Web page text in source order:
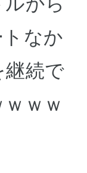
なか
継続で
ｗｗ